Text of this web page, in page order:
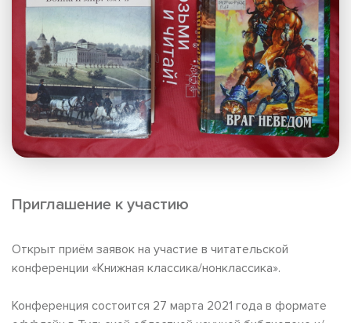
Приглашение к участию
Открыт приём заявок на участие в читательской
конференции «Книжная классика/нонклассика».
Конференция состоится 27 марта 2021 года в формате